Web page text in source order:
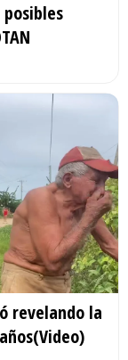
revelando la